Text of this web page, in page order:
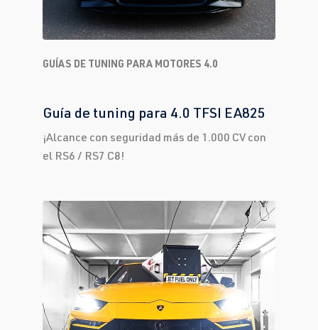
GUÍAS DE TUNING PARA MOTORES 4.0
Guía de tuning para 4.0 TFSI EA825
¡Alcance con seguridad más de 1.000 CV con
el RS6 / RS7 C8!